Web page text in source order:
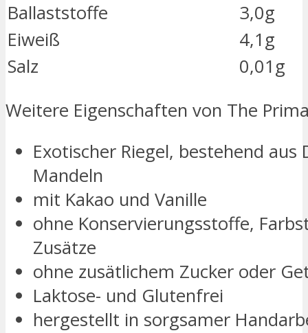
Ballaststoffe
3,0g
Eiweiß
4,1g
Salz
0,01g
Weitere Eigenschaften von The
Exotischer Riegel, bestehend aus
Mandeln
mit Kakao und Vanille
ohne Konservierungsstoffe,
Zusätze
ohne zusätlichem Zucker oder
Laktose- und Glutenfrei
hergestellt in sorgsamer